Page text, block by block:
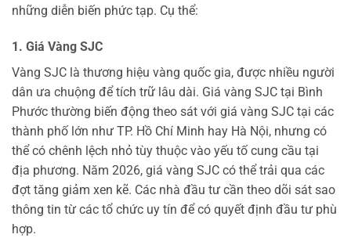
những diễn biến phức tạp. Cụ thể:
1. Giá Vàng SJC
Vàng SJC là thương hiệu vàng quốc gia, được nhiều người
dân ưa chuộng để tích trữ lâu dài. Giá vàng SJC tại Bình
Phước thường biến động theo sát với giá vàng SJC tại các
thành phố lớn như TP. Hồ Chí Minh hay Hà Nội, nhưng có
thể có chênh lệch nhỏ tùy thuộc vào yếu tố cung cầu tại
địa phương. Năm 2026, giá vàng SJC có thể trải qua các
đợt tăng giảm xen kẽ. Các nhà đầu tư cần theo dõi sát sao
thông tin từ các tổ chức uy tín để có quyết định đầu tư phù
hợp.